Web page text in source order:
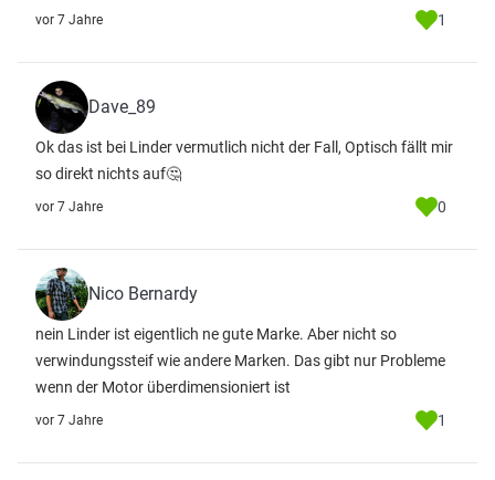
vor 7 Jahre 1
Dave_89
Ok das ist bei Linder vermutlich nicht der Fall, Optisch fällt mir
so direkt nichts auf🤔
vor 7 Jahre 0
Nico Bernardy
nein Linder ist eigentlich ne gute Marke. Aber nicht so
verwindungssteif wie andere Marken. Das gibt nur Probleme
wenn der Motor überdimensioniert ist
vor 7 Jahre 1